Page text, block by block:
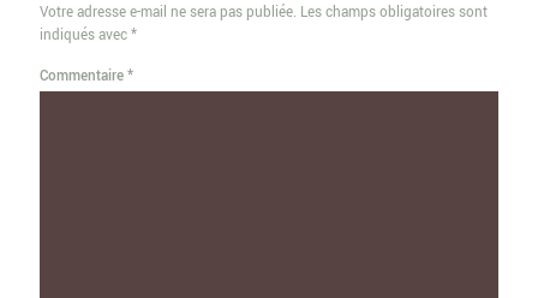
Votre adresse e-mail ne sera pas publiée. Les champs obligatoires sont
indiqués avec*
Commentaire*